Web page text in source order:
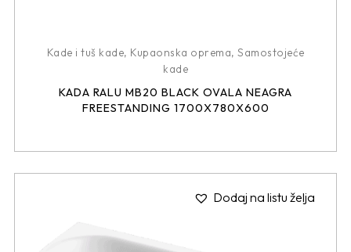
Kade i tuš kade, Kupaonska oprema, Samostojeće
kade
KADA RALU MB20 BLACK OVALA NEAGRA
FREESTANDING 1700X780X600
Dodaj na listu želja